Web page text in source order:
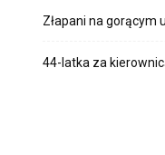
Złapani na gorącym
44-latka za